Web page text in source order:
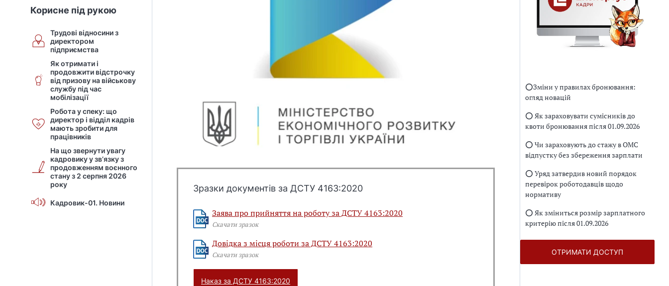
Корисне під рукою
Трудові відносини з
директором
підприємства
Як отримати і
продовжити відстрочку
від призову на військову
службу під час
мобілізації
Робота у спеку: що
директор і відділ кадрів
мають зробити для
працівників
На що звернути увагу
кадровику у зв’язку з
продовженням воєнного
стану з 2 серпня 2026
року
Кадровик-01. Новини
Зразки документів за ДСТУ 4163:2020
Заява про прийняття на роботу за ДСТУ 4163:2020
Скачати зразок
Довідка з місця роботи за ДСТУ 4163:2020
Скачати зразок
Наказ за ДСТУ 4163:2020
⭕️Зміни у правилах бронювання:
огляд новацій
⭕️ Як зараховувати сумісників до
квоти бронювання після 01.09.2026
⭕️ Чи зараховують до стажу в ОМС
відпустку без збереження зарплати
⭕️ Уряд затвердив новий порядок
перевірок роботодавців щодо
нормативу
⭕️ Як зміниться розмір зарплатного
критерію після 01.09.2026
ОТРИМАТИ ДОСТУП